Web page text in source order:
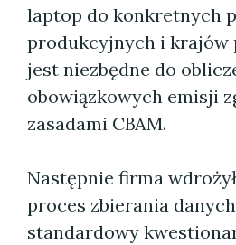
laptop do konkretnych
produkcyjnych i krajów
jest niezbędne do
obowiązkowych emisji
zasadami CBAM.
Następnie firma
proces zbierania
standardowy